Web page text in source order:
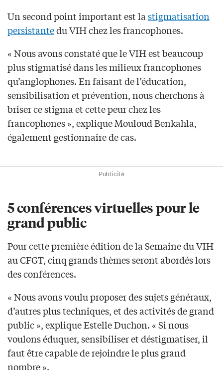
Un second point important est la stigmatisation
persistantedu VIH chez les francophones.
« Nous avons constaté que le VIH est beaucoup
plus stigmatisé dans les milieux francophones
qu’anglophones. En faisant de l’éducation,
sensibilisation et prévention, nous cherchons à
briser ce stigma et cette peur chez les
francophones », explique Mouloud Benkahla,
également gestionnaire de cas.
Publicité
5 conférences virtuelles pour le
grand public
Pour cette première édition de la Semaine du VIH
au CFGT, cinq grands thèmes seront abordés lors
des conférences.
« Nous avons voulu proposer des sujets généraux,
d’autres plus techniques, et des activités de grand
public », explique Estelle Duchon. « Si nous
voulons éduquer, sensibiliser et déstigmatiser, il
faut être capable de rejoindre le plus grand
nombre ».